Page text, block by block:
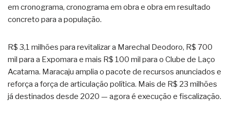
em cronograma, cronograma em obra e obra em resultado
concreto para a população.
R$ 3,1 milhões para revitalizar a Marechal Deodoro, R$ 700
mil para a Expomara e mais R$ 100 mil para o Clube de Laço
Acatama. Maracaju amplia o pacote de recursos anunciados e
reforça a força de articulação política. Mais de R$ 23 milhões
já destinados desde 2020 — agora é execução e fiscalização.